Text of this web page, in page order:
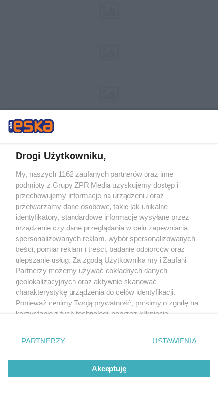
Żaden utwór zamieszczony w serwisie nie może być powielany i
rozpowszechniany lub dalej rozpowszechniany w jakikolwiek sposób (w
tym także elektroniczny lub mechaniczny) na jakimkolwiek polu
eksploatacji w jakiejkolwiek formie, włącznie z umieszczaniem w Internecie
bez pisemnej zgody właściciela praw. Jakiekolwiek użycie lub
wykorzystanie utworów w całości lub w części z naruszeniem prawa, tzn.
bez właściwej zgody, jest zabronione pod groźbą kary i może być ścigane
prawnie.
Drogi Użytkowniku,
My, naszych 1162 zaufanych partnerów oraz inne
podmioty z Grupy ZPR Media uzyskujemy dostęp i
przechowujemy informacje na urządzeniu oraz
przetwarzamy dane osobowe, takie jak unikalne
identyfikatory, standardowe informacje wysyłane przez
urządzenie czy dane przeglądania w celu zapewniania
spersonalizowanych reklam, wybór spersonalizowanych
treści, pomiar reklam i treści, badanie odbiorców oraz
ulepszanie usług. Za zgodą Użytkownika my i Zaufani
Partnerzy możemy używać dokładnych danych
geolokalizacyjnych oraz aktywnie skanować
charakterystykę urządzenia do celów identyfikacji.
Ponieważ cenimy Twoją prywatność, prosimy o zgodę na
korzystanie z tych technologii poprzez kliknięcie
zmienić/wycofać klikając przycisk ustawień prywatności
znajdujący się w lewym dolnym rogu strony
rodzaje przetwarzania danych nie wymagają zgody
użytkownika, ale masz prawo sprzeciwić się takiemu
przetwarzaniu. Preferencje będą miały zastosowanie tylko
PARTNERZY USTAWIENIA
Akceptuję